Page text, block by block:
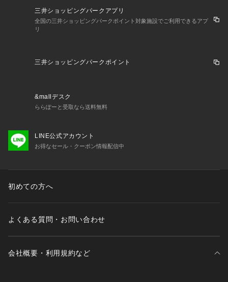
三井ショッピングパークアプリ
全国の三井ショッピングパークポイント対象施設でご利用できるアプ
リ
三井ショッピングパークポイント
&mallデスク
ららぽーと受取なら送料無料
LINE公式アカウント
お得なセール・クーポン情報配信中
初めての方へ
よくある質問・お問い合わせ
会社概要・利用規約など